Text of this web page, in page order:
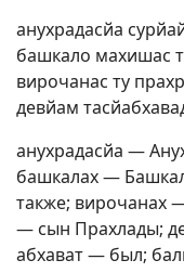
анухрадасйа
башкало махишас
вирочанас ту
девйам
анухрадасйа —
башкалах —
также; вирочанах
— сын Прахлады;
абхават — был;